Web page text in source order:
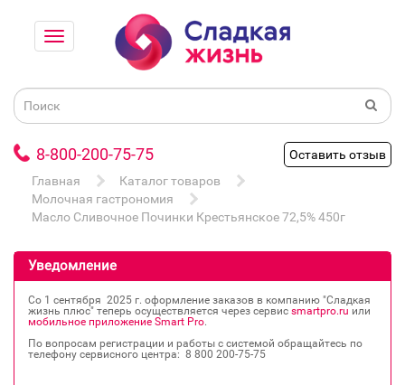
8-800-200-75-75
Оставить отзыв
Главная
Каталог товаров
Молочная гастрономия
Масло Сливочное Починки Крестьянское 72,5% 450г
Уведомление
Со 1 сентября 2025 г. оформление заказов в компанию "Сладкая
жизнь плюс" теперь осуществляется через сервис smartpro.ru или
мобильное приложение Smart Pro.
По вопросам регистрации и работы с системой обращайтесь по
телефону сервисного центра: 8 800 200‐75‐75